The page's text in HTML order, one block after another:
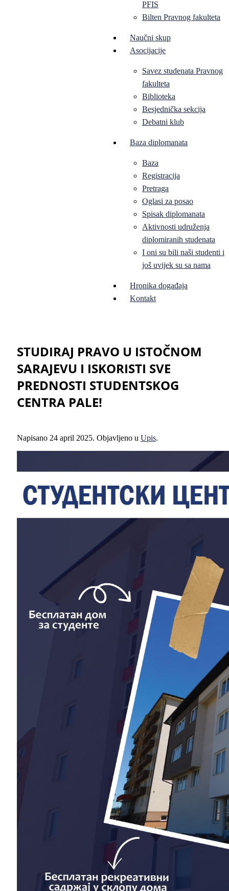
PFIS
Bilten Pravnog fakulteta
Naučni skup
Asocijacije
Savez studenata Pravnog
fakulteta
Biblioteka
Besjednička sekcija
Debatni klub
Baza diplomanata
Baza
Registracija
Pretraga
Oglasi za posao
Spisak diplomanata
Aktivnosti udruženja
diplomiranih studenata
I oni su bili naši studenti i
još uvijek su sa nama
Hronika događaja
Kontakt
STUDIRAJ PRAVO U ISTOČNOM
SARAJEVU I ISKORISTI SVE
PREDNOSTI STUDENTSKOG
CENTRA PALE!
Napisano 24 april 2025. Objavljeno u Upis.